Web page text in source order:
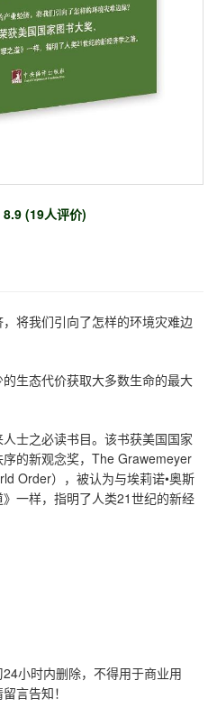
8.9 (19人评价)
将我们引向了怎样的环境灾难边
生态代价获取大多数生命的最大
士之必读书目。该书获美国国家
的新观念奖，The Grawemeyer
Order），被认为与埃莉诺•奥斯
一样，指明了人类21世纪的新经
小时内删除，不得用于商业用
言告知！